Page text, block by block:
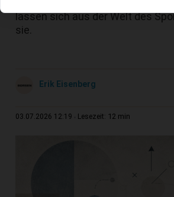
lassen sich aus der Welt des
sie.
Erik Eisenberg
03.07.2026 12:19 Lesezeit: 12 min